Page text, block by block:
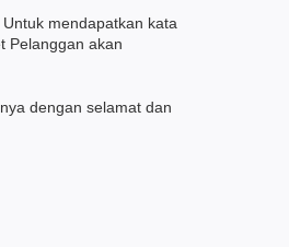
mendapatkan kata
Pelanggan akan
dengan selamat dan